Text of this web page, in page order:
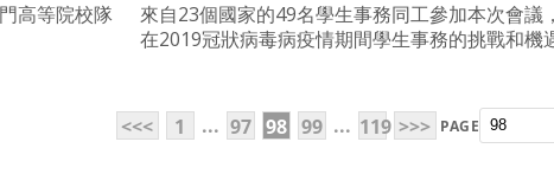
高等院校隊
來自23個國家的49名學生事務同工參加本次會議
在2019冠狀病毒病疫情期間學生事務的挑戰和機
<<< 1 ... 97 98 99 ... 119 >>> PAGE